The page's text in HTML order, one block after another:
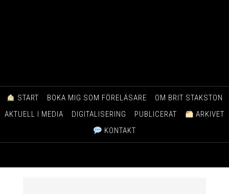
START BOKA MIG SOM FÖRELÄSARE
OM BRIT STAKSTON
AKTUELL I MEDIA
DIGITALISERING PUBLICERAT
ARKIVET
KONTAKT